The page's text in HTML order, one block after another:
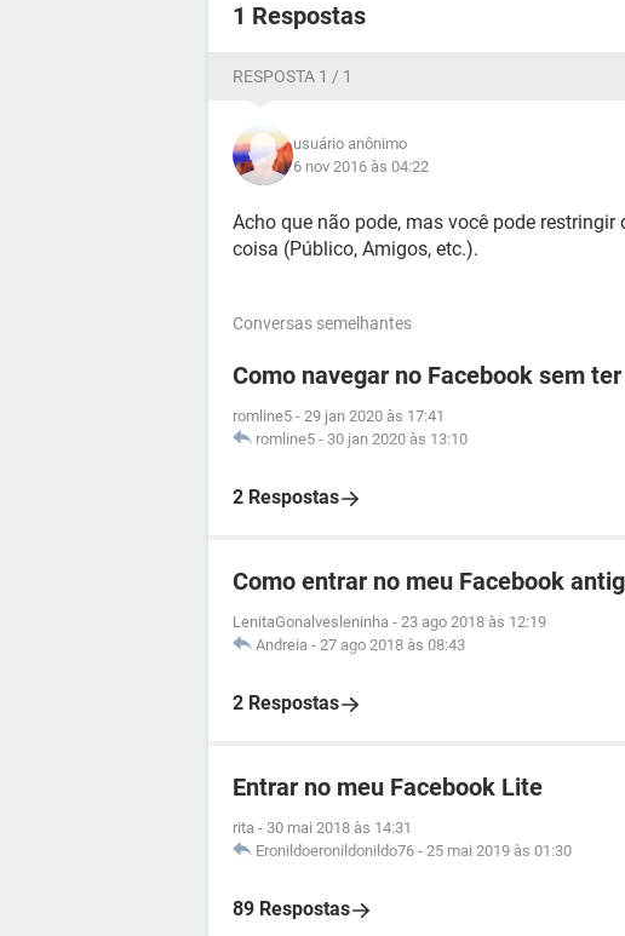
1 Respostas
RESPOSTA 1 / 1
usuário anônimo
6 nov 2016 às 04:22
Acho que não pode, mas você pode
coisa (Público, Amigos, etc.).
Conversas semelhantes
Como navegar no Facebook sem
romline5 - 29 jan 2020 às 17:41
romline5 - 30 jan 2020 às 13:10
2 Respostas
Como entrar no meu Facebook
LenitaGonalvesleninha - 23 ago 2018 às 12:19
Andreia - 27 ago 2018 às 08:43
2 Respostas
Entrar no meu Facebook Lite
rita - 30 mai 2018 às 14:31
Eronildoeronildonildo76 - 25 mai 2019 às 01:30
89 Respostas